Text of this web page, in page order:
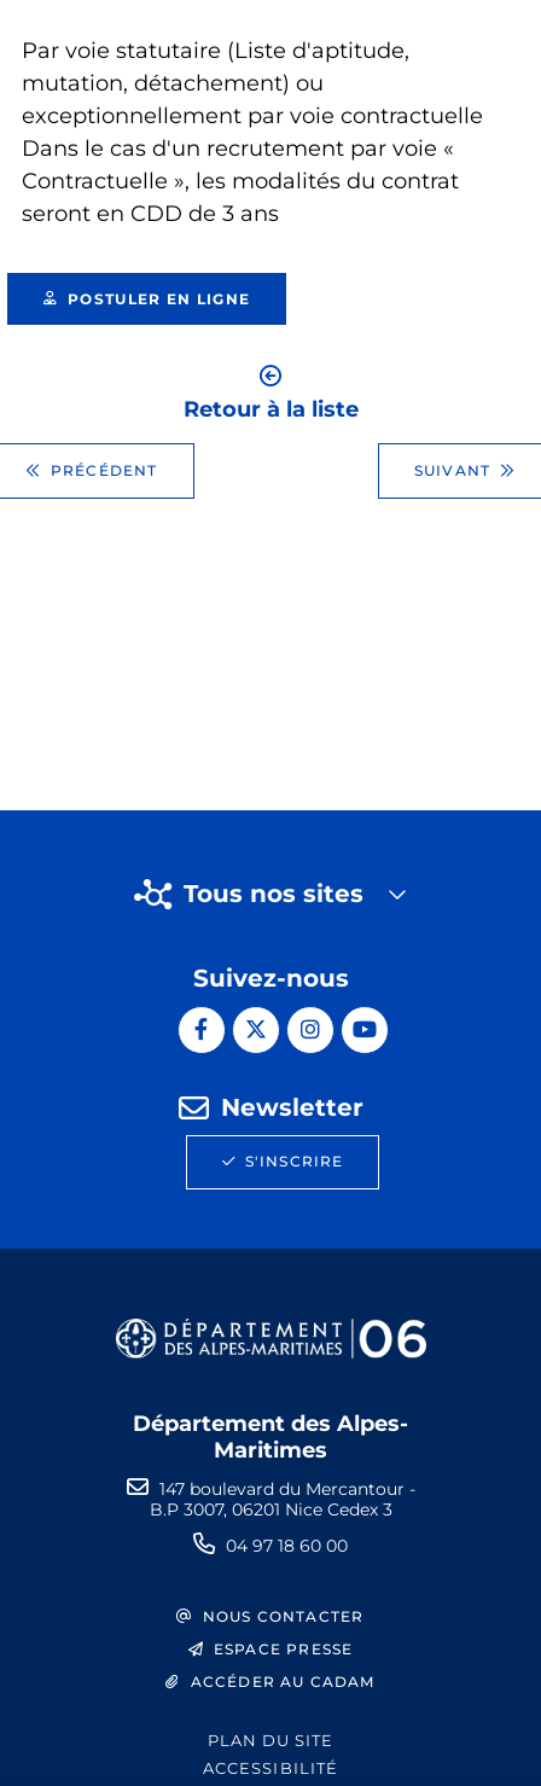
Par voie statutaire (Liste d'aptitude,
mutation, détachement) ou
exceptionnellement par voie contractuelle
Dans le cas d'un recrutement par voie «
Contractuelle », les modalités du contrat
seront en CDD de 3 ans
POSTULER EN LIGNE
PRÉCÉDENT
Retour à la liste
SUIVANT
Tous nos sites
Suivez-nous
Newsletter
S'INSCRIRE
Département des Alpes-
Maritimes
147 boulevard du Mercantour -
B.P 3007, 06201 Nice Cedex 3
04 97 18 60 00
NOUS CONTACTER
ESPACE PRESSE
ACCÉDER AU CADAM
PLAN DU SITE
ACCESSIBILITÉ